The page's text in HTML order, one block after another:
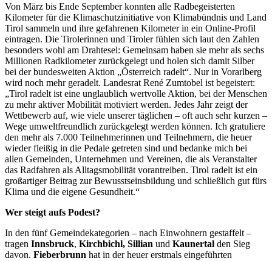
Von März bis Ende September konnten alle Radbegeisterten
Kilometer für die Klimaschutzinitiative von Klimabündnis und Land
Tirol sammeln und ihre gefahrenen Kilometer in ein Online-Profil
eintragen. Die Tirolerinnen und Tiroler fühlen sich laut den Zahlen
besonders wohl am Drahtesel: Gemeinsam haben sie mehr als sechs
Millionen Radkilometer zurückgelegt und holen sich damit Silber
bei der bundesweiten Aktion „Österreich radelt“. Nur in Vorarlberg
wird noch mehr geradelt. Landesrat René Zumtobel ist begeistert:
„Tirol radelt ist eine unglaublich wertvolle Aktion, bei der Menschen
zu mehr aktiver Mobilität motiviert werden. Jedes Jahr zeigt der
Wettbewerb auf, wie viele unserer täglichen – oft auch sehr kurzen –
Wege umweltfreundlich zurückgelegt werden können. Ich gratuliere
den mehr als 7.000 Teilnehmerinnen und Teilnehmern, die heuer
wieder fleißig in die Pedale getreten sind und bedanke mich bei
allen Gemeinden, Unternehmen und Vereinen, die als Veranstalter
das Radfahren als Alltagsmobilität vorantreiben. Tirol radelt ist ein
großartiger Beitrag zur Bewusstseinsbildung und schließlich gut fürs
Klima und die eigene Gesundheit.“
Wer steigt aufs Podest?
In den fünf Gemeindekategorien – nach Einwohnern gestaffelt –
tragen Innsbruck, Kirchbichl, Sillian und Kaunertal den Sieg
davon. Fieberbrunn hat in der heuer erstmals eingeführten